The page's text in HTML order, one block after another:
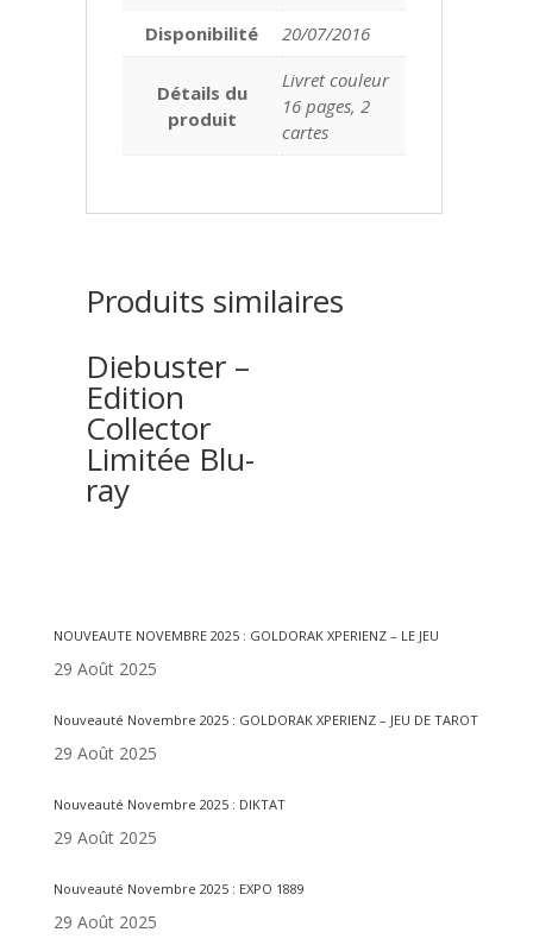
Disponibilité
20/07/2016
Détails du
produit
Livret couleur
16 pages, 2
cartes
Produits similaires
Diebuster –
Edition
Collector
Limitée Blu-
ray
NOUVEAUTE NOVEMBRE 2025 : GOLDORAK XPERIENZ – LE JEU
29 Août 2025
Nouveauté Novembre 2025 : GOLDORAK XPERIENZ – JEU DE TAROT
29 Août 2025
Nouveauté Novembre 2025 : DIKTAT
29 Août 2025
Nouveauté Novembre 2025 : EXPO 1889
29 Août 2025